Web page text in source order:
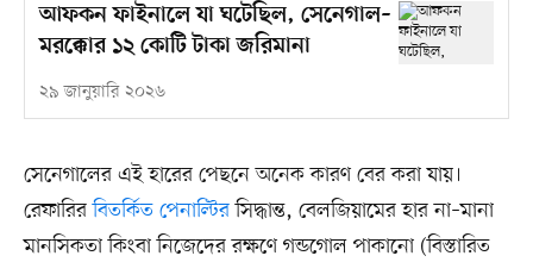
আফকন ফাইনালে যা ঘটেছিল, সেনেগাল–
মরক্কোর ১২ কোটি টাকা জরিমানা
২৯ জানুয়ারি ২০২৬
সেনেগালের এই হারের পেছনে অনেক কারণ বের করা যায়।
রেফারিরবিতর্কিত পেনাল্টিরসিদ্ধান্ত, বেলজিয়ামের হার না–মানা
মানসিকতা কিংবা নিজেদের রক্ষণে গন্ডগোল পাকানো (বিস্তারিত